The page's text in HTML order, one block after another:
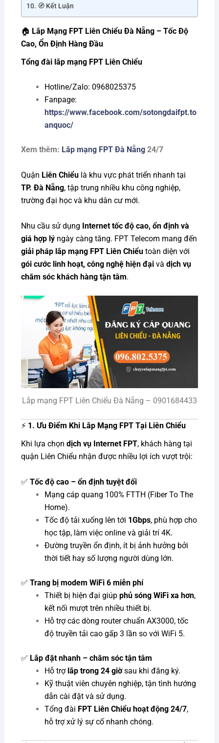
🧭 Kết Luận
🏠 Lắp Mạng FPT Liên Chiểu Đà Nẵng – Tốc Độ
Cao, Ổn Định Hàng Đầu
Tổng đài lắp mạng FPT Liên Chiểu
Hotline/Zalo: 0968025375
Fanpage:
https://www.facebook.com/sotongdaifpt.to
anquoc/
Xem thêm: Lắp mạng FPT Đà Nẵng24/7
Quận Liên Chiểulà khu vực phát triển nhanh tại
TP. Đà Nẵng, tập trung nhiều khu công nghiệp,
trường đại học và khu dân cư mới.
Nhu cầu sử dụng Internet tốc độ cao, ổn định và
giá hợp lýngày càng tăng. FPT Telecom mang đến
giải pháp lắp mạng FPT Liên Chiểutoàn diện với
gói cước linh hoạt, công nghệ hiện đạivà dịch vụ
chăm sóc khách hàng tận tâm.
Lắp mạng FPT Liên Chiểu Đà Nẵng – 0901684433
⚡ 1. Ưu Điểm Khi Lắp Mạng FPT Tại Liên Chiểu
Khi lựa chọn dịch vụ Internet FPT, khách hàng tại
quận Liên Chiểu nhận được nhiều lợi ích vượt trội:
✅ Tốc độ cao – ổn định tuyệt đối
Mạng cáp quang 100% FTTH (Fiber To The
Home).
Tốc độ tải xuống lên tới 1Gbps, phù hợp cho
học tập, làm việc online và giải trí 4K.
Đường truyền ổn định, ít bị ảnh hưởng bởi
thời tiết hay số lượng người dùng lớn.
✅ Trang bị modem WiFi 6 miễn phí
Thiết bị hiện đại giúp phủ sóng WiFi xa hơn,
kết nối mượt trên nhiều thiết bị.
Hỗ trợ các dòng router chuẩn AX3000, tốc
độ truyền tải cao gấp 3 lần so với WiFi 5.
✅ Lắp đặt nhanh – chăm sóc tận tâm
Hỗ trợ lắp trong 24 giờsau khi đăng ký.
Kỹ thuật viên chuyên nghiệp, tận tình hướng
dẫn cài đặt và sử dụng.
Tổng đài FPT Liên Chiểu hoạt động 24/7,
hỗ trợ xử lý sự cố nhanh chóng.